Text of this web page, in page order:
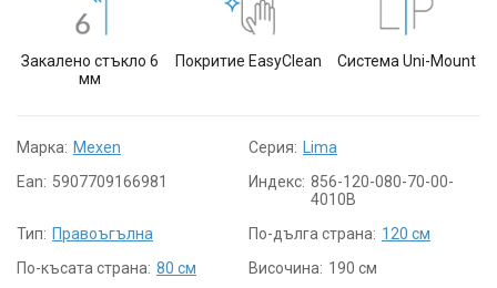
Закалено стъкло 6
мм
Покритие EasyClean Система Uni-Mount
Марка: Mexen Серия:
Lima
Ean: 5907709166981 Индекс: 856-120-080-70-00-
4010B
Тип: Правоъгълна По-дълга страна: 120 см
По-късата страна: 80 см Височина: 190 см